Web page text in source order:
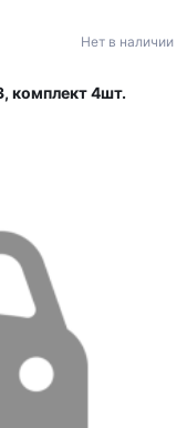
Нет в наличии
комплект 4шт.